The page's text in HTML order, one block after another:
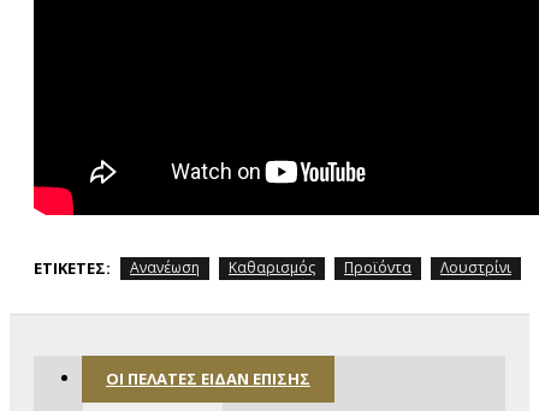
ΕΤΙΚΈΤΕΣ: Ανανέωση Καθαρισμός Προϊόντα Λουστρίνι
ΟΙ ΠΕΛΆΤΕΣ ΕΊΔΑΝ ΕΠΊΣΗΣ